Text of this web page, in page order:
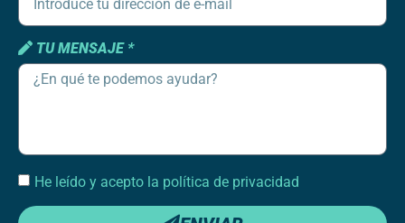
TU MENSAJE *
He leído y acepto la política de privacidad